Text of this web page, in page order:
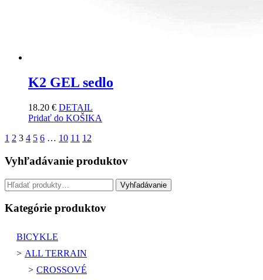
K2 GEL sedlo
18.20 € DETAIL
Pridať do KOŠIKA
1 2 3 4 5 6 … 10 11 12
Vyhľadávanie produktov
Hľadať: Vyhľadávanie
Kategórie produktov
BICYKLE
ALL TERRAIN
CROSSOVÉ